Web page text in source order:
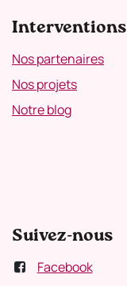
Interventions
Nos partenaires
Nos projets
Notre blog
Suivez-nous
Facebook